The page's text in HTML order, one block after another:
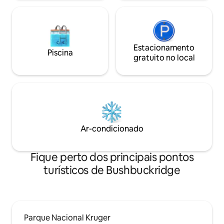
Piscina
Estacionamento
gratuito no local
Ar-condicionado
Fique perto dos principais pontos
turísticos de Bushbuckridge
Parque Nacional Kruger